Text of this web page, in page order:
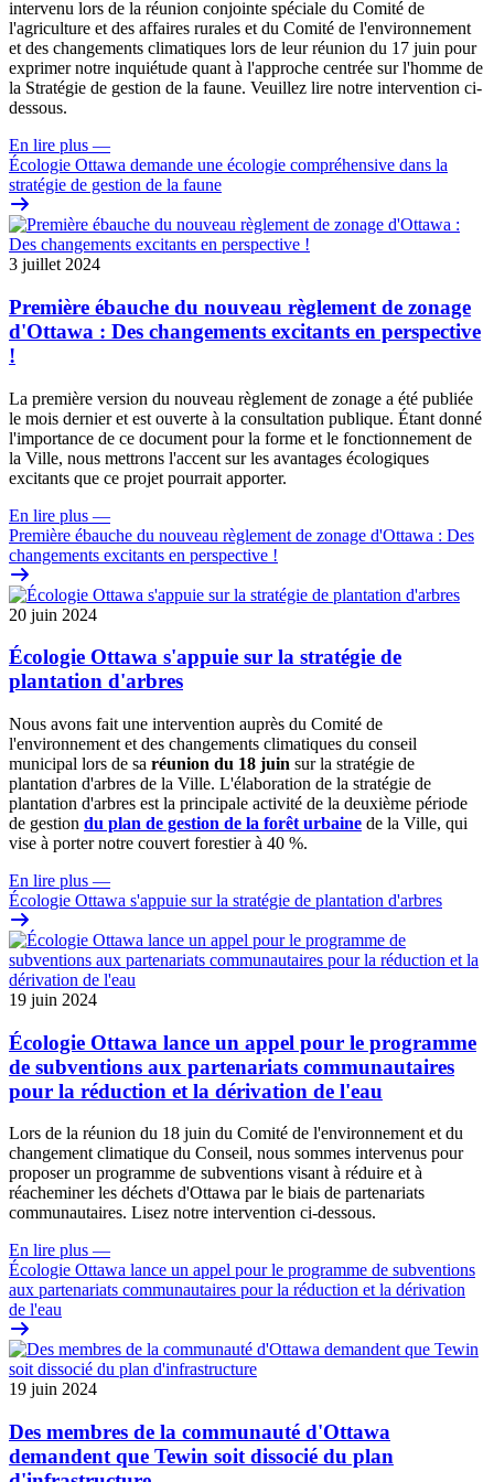
intervenu lors de la réunion conjointe spéciale du Comité de
l'agriculture et des affaires rurales et du Comité de l'environnement
et des changements climatiques lors de leur réunion du 17 juin pour
exprimer notre inquiétude quant à l'approche centrée sur l'homme de
la Stratégie de gestion de la faune. Veuillez lire notre intervention ci-
dessous.
En lire plus —
Écologie Ottawa demande une écologie compréhensive dans la
stratégie de gestion de la faune
3 juillet 2024
Première ébauche du nouveau règlement de zonage
d'Ottawa : Des changements excitants en perspective
!
La première version du nouveau règlement de zonage a été publiée
le mois dernier et est ouverte à la consultation publique. Étant donné
l'importance de ce document pour la forme et le fonctionnement de
la Ville, nous mettrons l'accent sur les avantages écologiques
excitants que ce projet pourrait apporter.
En lire plus —
Première ébauche du nouveau règlement de zonage d'Ottawa : Des
changements excitants en perspective !
20 juin 2024
Écologie Ottawa s'appuie sur la stratégie de
plantation d'arbres
Nous avons fait une intervention auprès du Comité de
l'environnement et des changements climatiques du conseil
municipal lors de sa réunion du 18 juin sur la stratégie de
plantation d'arbres de la Ville. L'élaboration de la stratégie de
plantation d'arbres est la principale activité de la deuxième période
de gestion du plan de gestion de la forêt urbaine de la Ville, qui
vise à porter notre couvert forestier à 40 %.
En lire plus —
Écologie Ottawa s'appuie sur la stratégie de plantation d'arbres
19 juin 2024
Écologie Ottawa lance un appel pour le programme
de subventions aux partenariats communautaires
pour la réduction et la dérivation de l'eau
Lors de la réunion du 18 juin du Comité de l'environnement et du
changement climatique du Conseil, nous sommes intervenus pour
proposer un programme de subventions visant à réduire et à
réacheminer les déchets d'Ottawa par le biais de partenariats
communautaires. Lisez notre intervention ci-dessous.
En lire plus —
Écologie Ottawa lance un appel pour le programme de subventions
aux partenariats communautaires pour la réduction et la dérivation
de l'eau
19 juin 2024
Des membres de la communauté d'Ottawa
demandent que Tewin soit dissocié du plan